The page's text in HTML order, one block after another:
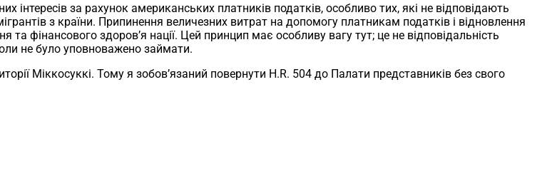
інтересів за рахунок американських платників податків, особливо тих, які не відповідають
з країни. Припинення величезних витрат на допомогу платникам податків і відновлення
фінансового здоров’я нації. Цей принцип має особливу вагу тут; це не відповідальність
не було уповноважено займати.
Міккосуккі. Тому я зобов’язаний повернути H.R. 504 до Палати представників без свого